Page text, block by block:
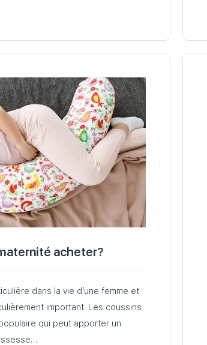
acheter?
dans la vie d’une femme et
important. Les coussins
qui peut apporter un